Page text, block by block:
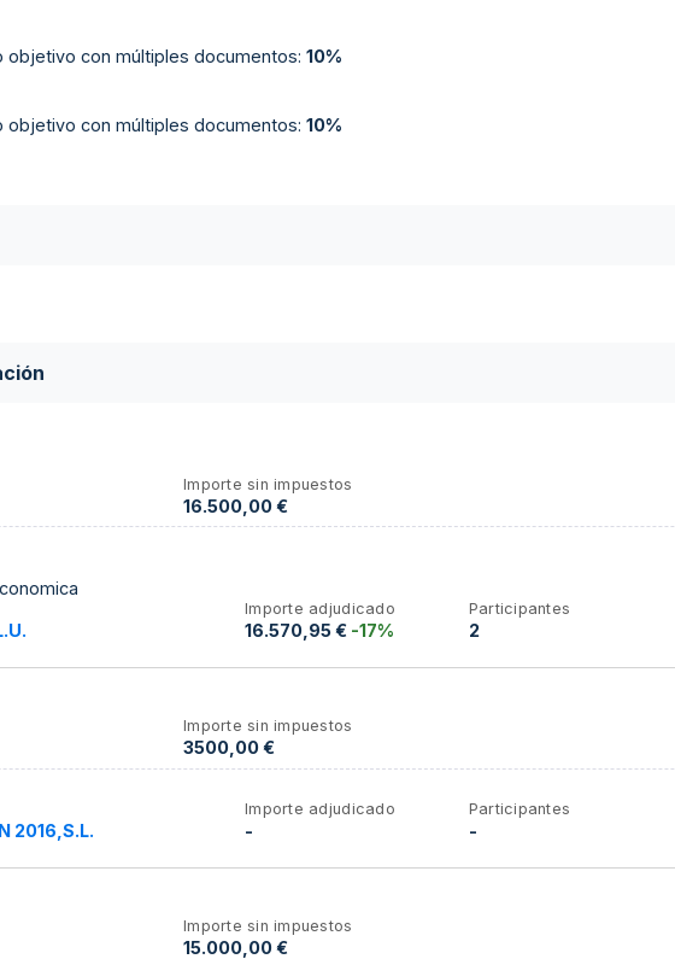
objetivo con múltiples documentos: 10%
objetivo con múltiples documentos: 10%
Importe sin impuestos
16.500,00 €
Importe adjudicado
16.570,95 € -17%
Participantes
2
Importe sin impuestos
3500,00 €
2016,S.L.
Importe adjudicado
-
Participantes
-
Importe sin impuestos
15.000,00 €